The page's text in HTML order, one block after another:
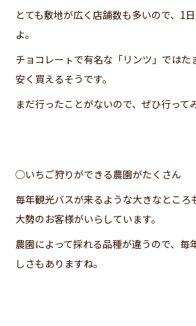
とても敷地が広く店舗数も多いので、1
よ。
チョコレーㇳで有名な「リンツ」ではた
安く買えるそうです。
まだ行ったことがないので、ぜひ行って
◯いちご狩りができる農園がたくさん
毎年観光バスが来るような大きなところ
大勢のお客様がいらしています。
農園によって採れる品種が違うので、毎
しさもありますね。